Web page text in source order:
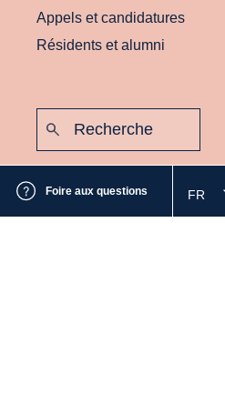
Appels et candidatures
Résidents et alumni
Foire aux questions FR